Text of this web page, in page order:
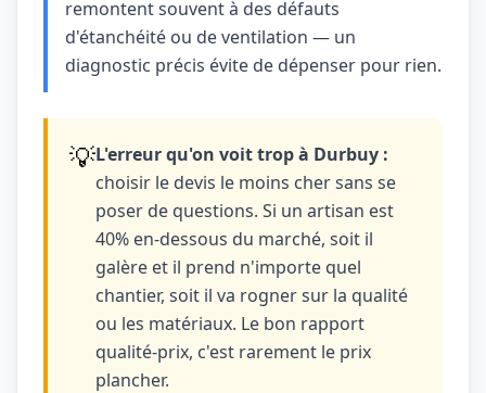
remontent souvent à des défauts
d'étanchéité ou de ventilation — un
diagnostic précis évite de dépenser pour rien.
💡L'erreur qu'on voit trop à Durbuy :
choisir le devis le moins cher sans se
poser de questions. Si un artisan est
40% en-dessous du marché, soit il
galère et il prend n'importe quel
chantier, soit il va rogner sur la qualité
ou les matériaux. Le bon rapport
qualité-prix, c'est rarement le prix
plancher.